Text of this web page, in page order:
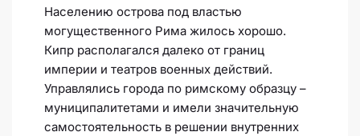
Населению острова под властью
могущественного Рима жилось хорошо.
Кипр располагался далеко от границ
империи и театров военных действий.
Управлялись города по римскому образцу –
муниципалитетами и имели значительную
самостоятельность в решении внутренних